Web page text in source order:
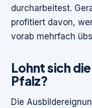
durcharbeitest.
profitiert davon,
vorab mehrfach
Lohnt sich
Pfalz?
Die